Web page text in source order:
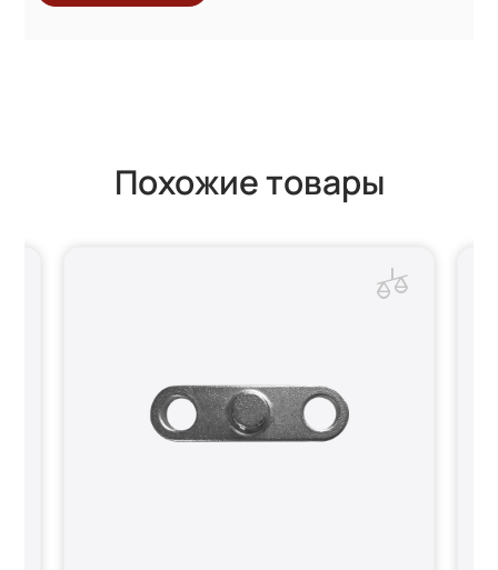
Похожие товары